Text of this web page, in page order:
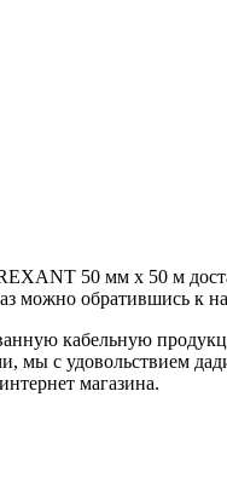
50 мм х 50 м
можно обратившись к
кабельную
мы с удовольствием
магазина.